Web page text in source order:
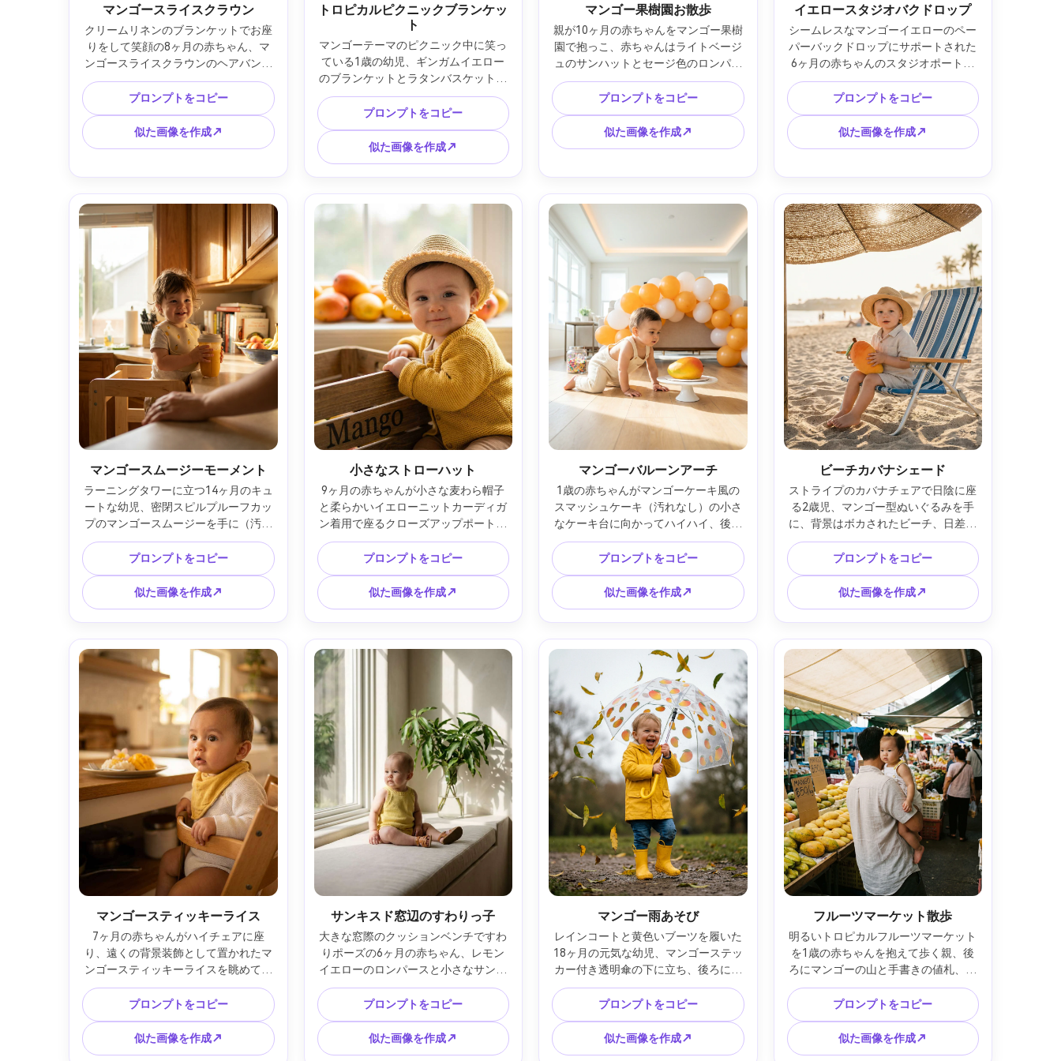
マンゴースライスクラウン
クリームリネンのブランケットでお座
りをして笑顔の8ヶ月の赤ちゃん、マ
ンゴースライスクラウンのヘアバンド
と白いロンパース着用、熟したマンゴ
ーのハーフとグリーンの葉が安全に周
囲に並び、自然光の柔らかな窓明か
り、暖かいトロピカルカラーパレッ
ト、浅い被写界深度、Canon EOS R5
にシャープなフォーカス、フォトリア
リスティックな肌質、やさしいボケ、
エディトリアルなライフスタイルポー
トレート --ar 4:5
プロンプトをコピー
似た画像を作成↗
トロピカルピクニックブランケッ
ト
マンゴーテーマのピクニック中に笑っ
ている1歳の幼児、ギンガムイエロー
のブランケットとラタンバスケットに
座り、マンゴーのくし切りは手の届か
ない場所の皿に乗っている、ヤシの葉
のナプキン、背景にパステルバルー
ン、ゴールデンアワーの日差し、Sony
A7IV、50mm f/1.4、全身フレーミン
グ、暖かいフィルム調カラーグレーデ
ィング、フォトリアル、自然な笑いの
瞬間 --ar 4:5
プロンプトをコピー
似た画像を作成↗
マンゴー果樹園お散歩
親が10ヶ月の赤ちゃんをマンゴー果樹
園で抱っこ、赤ちゃんはライトベージ
ュのサンハットとセージ色のロンパー
ス着用、背後に木漏れ日の葉と吊るさ
れたマンゴー、そよ風、自然な逆光と
リムグロー、Nikon Z8、85mm f/1.8、
半身ポートレート、クリーミーボケ、
リアルな色調、ドキュメンタリーファ
プロンプトをコピー
似た画像を作成↗
イエロースタジオバクドロップ
シームレスなマンゴーイエローのペー
パーバックドロップにサポートされた
6ヶ月の赤ちゃんのスタジオポートレ
ート、デニムオーバーオールと白いT
シャツ着用、傍らにマンゴーのぬいぐ
るみひとつ、ソフトボックス照明と優
しい影、Fujifilm GFX 100S、110mm
f/2、中央構図、超クリーンなハイキー
目元、最小限の小物 --ar 4:5
プロンプトをコピー
似た画像を作成↗
マンゴースムージーモーメント
ラーニングタワーに立つ14ヶ月のキュ
ートな幼児、密閉スピルプルーフカッ
プのマンゴースムージーを手に（汚れ
なし）、小さなマンゴー柄ビブ着用、
日差しの差すキッチン、暖かいハイラ
イト、Canon EOS R6、35mm f/1.8、
日常的なライフスタイル構図、自然な
色、リアルな質感、温もりある家族ム
ード --ar 4:5
プロンプトをコピー
似た画像を作成↗
小さなストローハット
9ヶ月の赤ちゃんが小さな麦わら帽子
と柔らかいイエローニットカーディガ
ン着用で座るクローズアップポートレ
ート、木箱"Mango"の横、マンゴーは
背景の飾りのみ、柔らかい窓明かり、
Leica SL2、90mm f/2、きつめのヘッ
ドショット、クリーミーボケ、リア
ル、優しい笑顔、暖かい夏のトーン --
ar 4:5
プロンプトをコピー
似た画像を作成↗
マンゴーバルーンアーチ
1歳の赤ちゃんがマンゴーケーキ風の
スマッシュケーキ（汚れなし）の小さ
なケーキ台に向かってハイハイ、後ろ
にマンゴー＆白バルーンアーチ、床に
はコンフェッティなし、明るいリビン
グ、天井バウンスのストロボ、Sony
A1、35mm f/2、全身縦構図、パーテ
ィーポートレート、シャープなフォー
カス、リアルな肌・布地質感、柔らか
なシネマライティング --ar 4:5
プロンプトをコピー
似た画像を作成↗
ビーチカバナシェード
ストライプのカバナチェアで日陰に座
る2歳児、マンゴー型ぬいぐるみを手
に、背景はボカされたビーチ、日差し
の砂の輝き、自然なフィルライト、
Canon EOS R5、70-200mmの135mm
f/2.8、スナップ旅行ポートレート、暖
かいコースタルグレーディング、リア
ル、リラックスしたバケーション気分
--ar 4:5
プロンプトをコピー
似た画像を作成↗
マンゴースティッキーライス
7ヶ月の赤ちゃんがハイチェアに座
り、遠くの背景装飾として置かれたマ
ンゴースティッキーライスを眺めてい
る室内シーン、白いロンパースとイエ
ロービブ着用、暖かいキッチンライ
ト、Nikon Z6II、50mm f/1.8、浅い被
写界深度、瞳にフォーカス、リアル、
柔らかなハイライト --ar 4:5
プロンプトをコピー
似た画像を作成↗
サンキスド窓辺のすわりっ子
大きな窓際のクッションベンチですわ
りポーズの6ヶ月の赤ちゃん、レモン
イエローのロンパースと小さなサンダ
ル、後ろに花瓶入りのマンゴー枝、壁
にサンビームストライプ、Canon EOS
R3、85mm f/1.4、半身フレーミング、
自然な影、リアルな肌質、穏やかで優
しい表情、エディトリアルライフスタ
プロンプトをコピー
似た画像を作成↗
マンゴー雨あそび
レインコートと黄色いブーツを履いた
18ヶ月の元気な幼児、マンゴーステッ
カー付き透明傘の下に立ち、後ろにコ
ンフェッティのようなマンゴーの葉が
数枚降る、曇りの柔らかい光、Fujifilm
X-T5、33mm f/1.4、ローアングル、
全身ポートレート、シネマカラーグレ
ーディング、リアル、喜びに満ちた動
プロンプトをコピー
似た画像を作成↗
フルーツマーケット散歩
明るいトロピカルフルーツマーケット
を1歳の赤ちゃんを抱えて歩く親、後
ろにマンゴーの山と手書きの値札、白
いロンパースとイエローのリボン着
用、拡散光、Leica Q2、28mm f/1.7、
ドキュメンタリーストリートフォト構
図、自然な粒子感、フォトリアル、ビ
ビッドかつ自然な色 --ar 4:5
プロンプトをコピー
似た画像を作成↗